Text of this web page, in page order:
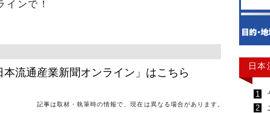
インで！
流通産業新聞オンライン」はこちら
記事は取材・執筆時の情報で、現在は異なる場合があります。
日本
1
2